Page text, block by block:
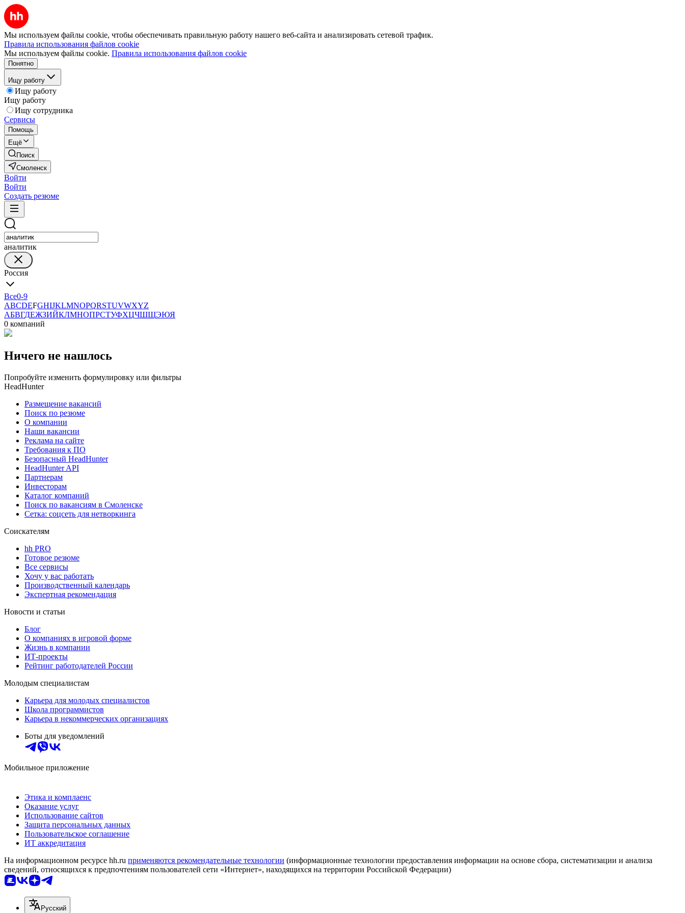
Мы используем файлы cookie, чтобы обеспечивать правильную работу нашего веб-сайта и анализировать сетевой трафик.
Правила использования файлов cookie
Мы используем файлы cookie. Правила использования файлов cookie
Понятно
Ищу работу
Ищу работу
Ищу работу
Ищу сотрудника
Сервисы
Помощь
Ещё
Поиск
Смоленск
Войти
Войти
Создать резюме
аналитик
Россия
Все0-9
ABCDEFGHIJKLMNOPQRSTUVWXYZ
АБВГДЕЖЗИЙКЛМНОПРСТУФХЦЧШЩЭЮЯ
0 компаний
Ничего не нашлось
Попробуйте изменить формулировку или фильтры
HeadHunter
Размещение вакансий
Поиск по резюме
О компании
Наши вакансии
Реклама на сайте
Требования к ПО
Безопасный HeadHunter
HeadHunter API
Партнерам
Инвесторам
Каталог компаний
Поиск по вакансиям в Смоленске
Сетка: соцсеть для нетворкинга
Соискателям
hh PRO
Готовое резюме
Все сервисы
Хочу у вас работать
Производственный календарь
Экспертная рекомендация
Новости и статьи
Блог
О компаниях в игровой форме
Жизнь в компании
ИТ-проекты
Рейтинг работодателей России
Молодым специалистам
Карьера для молодых специалистов
Школа программистов
Карьера в некоммерческих организациях
Боты для уведомлений
Мобильное приложение
Этика и комплаенс
Оказание услуг
Использование сайтов
Защита персональных данных
Пользовательское соглашение
ИТ аккредитация
На информационном ресурсе hh.ru применяются рекомендательные технологии (информационные технологии предоставления информации на основе сбора, систематизации и анализа
сведений, относящихся к предпочтениям пользователей сети «Интернет», находящихся на территории Российской Федерации)
Русский